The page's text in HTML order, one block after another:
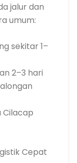
jalur dan
umum:
sekitar 1–
2–3 hari
Cilacap
Cepat